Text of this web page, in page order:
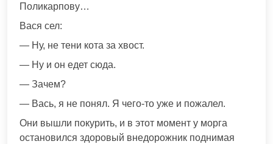
Поликарпову…
Вася сел:
— Ну, не тени кота за хвост.
— Ну и он едет сюда.
— Зачем?
— Вась, я не понял. Я чего-то уже и пожалел.
Они вышли покурить, и в этот момент у морга
остановился здоровый внедорожник поднимая